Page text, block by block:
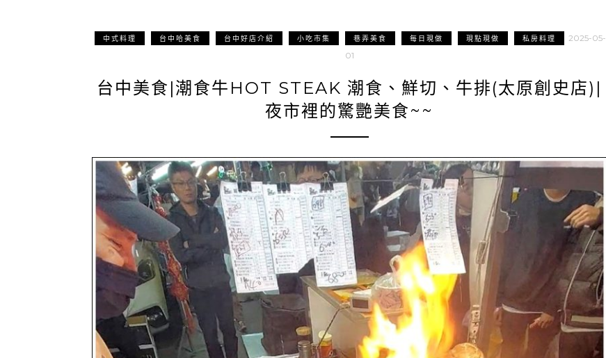
中式料理 台中哈美食 台中好店介紹 小吃市集 巷弄美食 每日現做 現點現做 私房料理
2025-05-
01
台中美食|潮食牛HOT STEAK 潮食、鮮切、牛排(太原創史店)|
夜市裡的驚艷美食~~